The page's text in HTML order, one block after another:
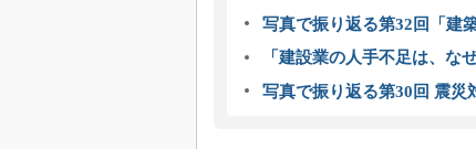
写真で振り返る第32回「建
「建設業の人手不足は、な
写真で振り返る第30回 震災